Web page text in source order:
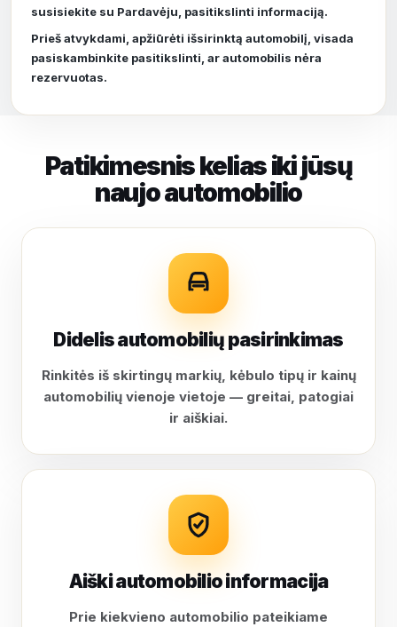
susisiekite su Pardavėju, pasitikslinti informaciją.
Prieš atvykdami, apžiūrėti išsirinktą automobilį, visada
pasiskambinkite pasitikslinti, ar automobilis nėra
rezervuotas.
Patikimesnis kelias iki jūsų
naujo automobilio
Didelis automobilių pasirinkimas
Rinkitės iš skirtingų markių, kėbulo tipų ir kainų
automobilių vienoje vietoje — greitai, patogiai
ir aiškiai.
Aiški automobilio informacija
Prie kiekvieno automobilio pateikiame